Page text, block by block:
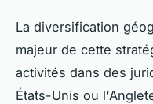
La diversification
majeur de cette
activités dans des
États-Unis ou